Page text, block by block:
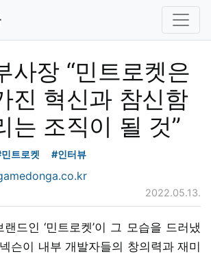
사장 “민트로켓은
진 혁신과 참신함
는 조직이 될 것”
트로켓 #인터뷰
2022.05.13.
드인 ‘민트로켓’이 그 모습을 드러냈
넥슨이 내부 개발자들의 창의력과 재미